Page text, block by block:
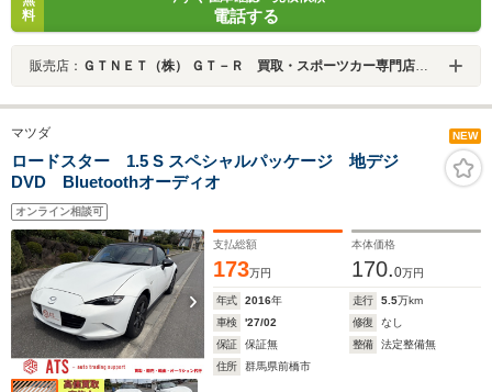
料
電話する
販売店： ＧＴＮＥＴ（株） ＧＴ－Ｒ 買取・スポーツカー専門店 ＧＴＮＥＴ群馬
マツダ NEW
ロードスター 1.5 S スペシャルパッケージ 地デジ
DVD Bluetoothオーディオ
オンライン相談可
支払総額
173万円
本体価格
170.0万円
年式 2016年 走行 5.5万km
車検
'27/02 修復
なし
保証
保証無 整備
法定整備無
住所
群馬県前橋市